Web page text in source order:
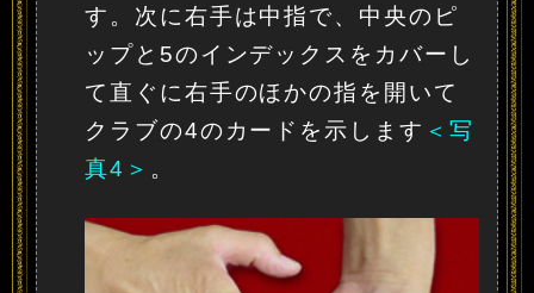
す。次に右手は中指で、中央のピ
ップと5のインデックスをカバーし
て直ぐに右手のほかの指を開いて
クラブの4のカードを示します ＜写
真4＞ 。